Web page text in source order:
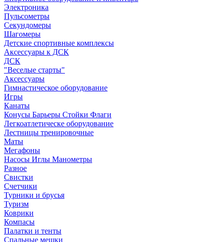
Электроника
Пульсометры
Секундомеры
Шагомеры
Детские спортивные комплексы
Аксессуары к ДСК
ДСК
"Веселые старты"
Аксессуары
Гимнастическое оборудование
Игры
Канаты
Конусы Барьеры Стойки Флаги
Легкоатлетическе оборудование
Лестницы тренировочные
Маты
Мегафоны
Насосы Иглы Манометры
Разное
Свистки
Счетчики
Турники и брусья
Туризм
Коврики
Компасы
Палатки и тенты
Спальные мешки